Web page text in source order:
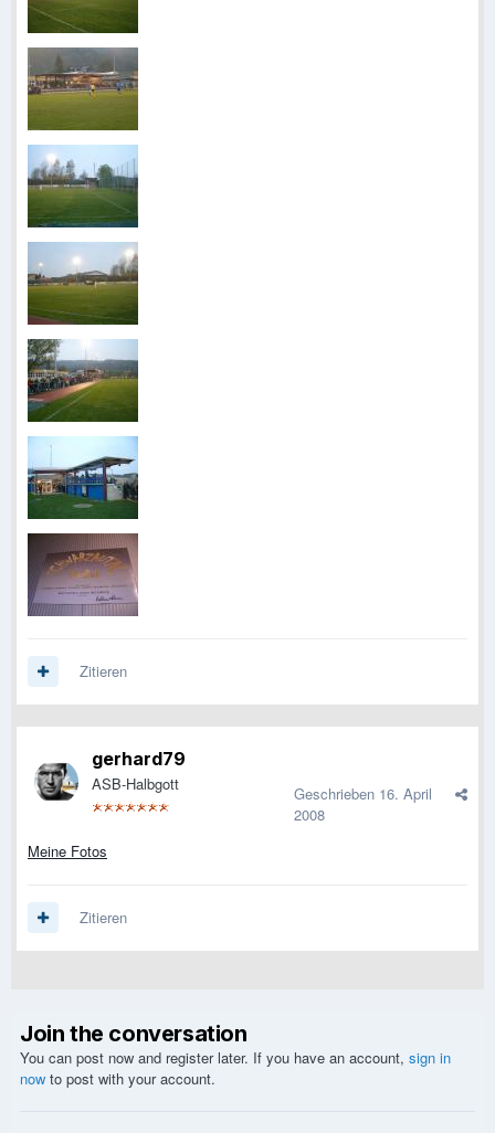
Zitieren
gerhard79
ASB-Halbgott Geschrieben 16. April
2008
Meine Fotos
Zitieren
Join the conversation
You can post now and register later. If you have an account, sign in
now to post with your account.